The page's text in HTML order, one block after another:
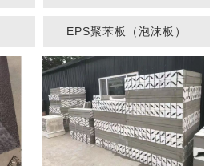
2 3
EPS聚苯板（泡沫板）